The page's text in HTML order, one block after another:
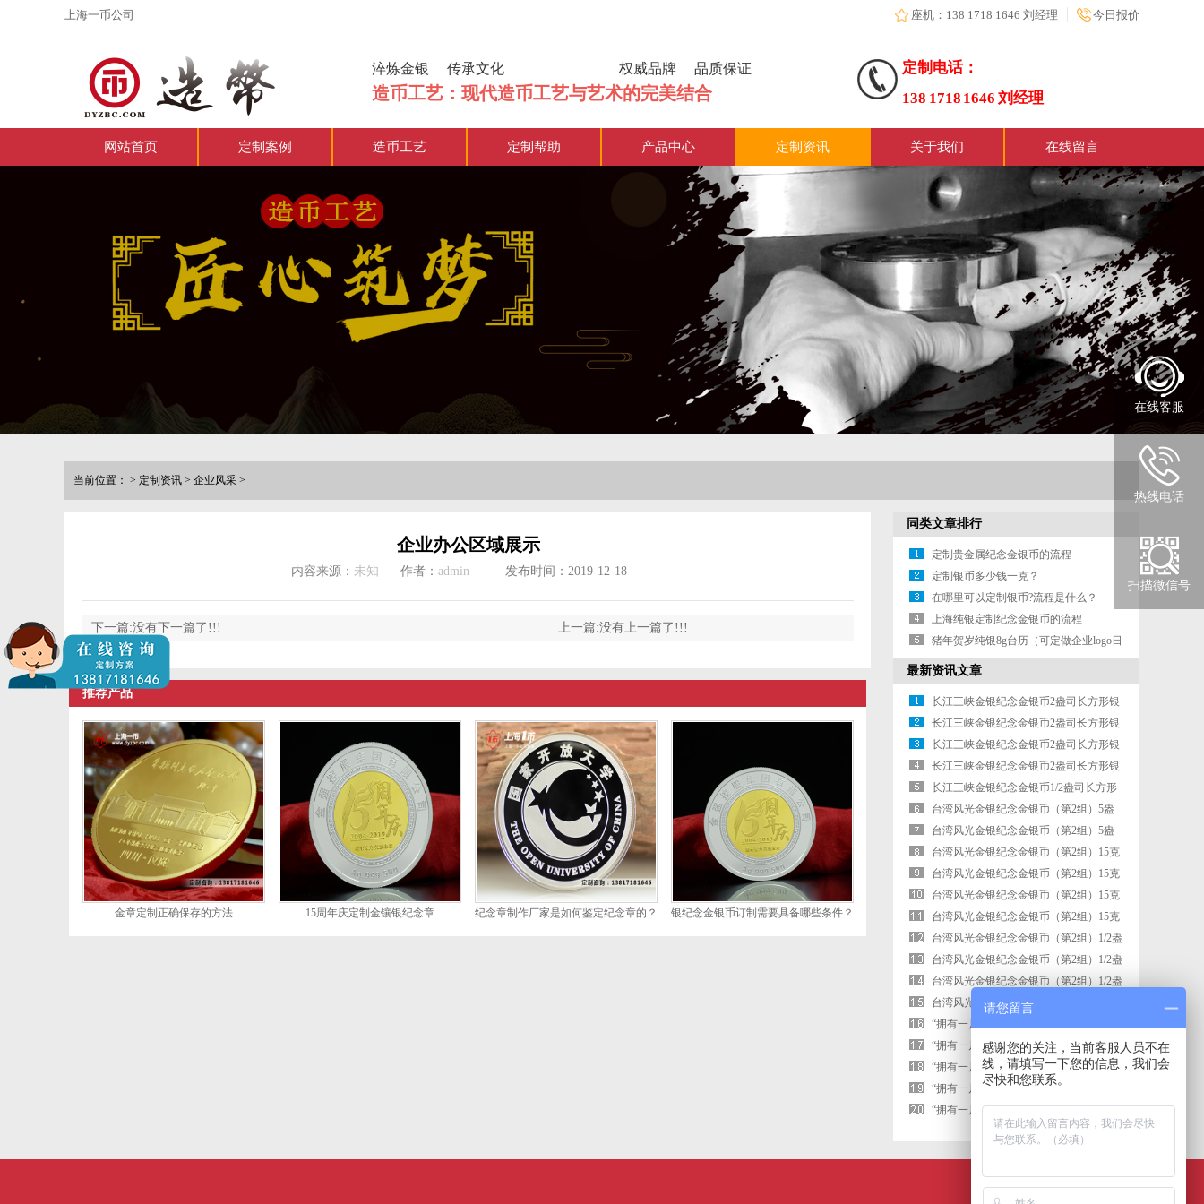
上海一币公司 座机：138 1718 1646 刘经理 今日报价
淬炼金银 传承文化 权威品牌 品质保证
造币工艺：现代造币工艺与艺术的完美结合
定制电话：
138 1718 1646 刘经理
网站首页 定制案例 造币工艺 定制帮助 产品中心 定制资讯 关于我们 在线留言
当前位置： > 定制资讯 > 企业风采 >
企业办公区域展示
内容来源： 未知 作者： admin 发布时间：2019-12-18
上一篇:没有上一篇了!!!
下一篇:没有下一篇了!!!
推荐产品
金章定制正确保存的方法 15周年庆定制金镶银纪念章 纪念章制作厂家是如何鉴定纪念章的？ 银纪念金银币订制需要具备哪些条件？
同类文章排行
定制贵金属纪念金银币的流程
定制银币多少钱一克？
在哪里可以定制银币?流程是什么？
上海纯银定制纪念金银币的流程
猪年贺岁纯银8g台历（可定做企业logo日
历）
最新资讯文章
长江三峡金银纪念金银币2盎司长方形银
质纪念金银币
长江三峡金银纪念金银币2盎司长方形银
质纪念金银币
长江三峡金银纪念金银币2盎司长方形银
质纪念金银币
长江三峡金银纪念金银币2盎司长方形银
质纪念金银币
长江三峡金银纪念金银币1/2盎司长方形
金质纪念金银币
台湾风光金银纪念金银币（第2组）5盎
司圆形银质纪念金银币
台湾风光金银纪念金银币（第2组）5盎
司圆形金质纪念金银币
台湾风光金银纪念金银币（第2组）15克
圆形银质纪念金银币
台湾风光金银纪念金银币（第2组）15克
圆形银质纪念金银币
台湾风光金银纪念金银币（第2组）15克
圆形银质纪念金银币
台湾风光金银纪念金银币（第2组）15克
圆形银质纪念金银币
台湾风光金银纪念金银币（第2组）1/2盎
司圆形金质纪念金银币
台湾风光金银纪念金银币（第2组）1/2盎
司圆形金质纪念金银币
台湾风光金银纪念金银币（第2组）1/2盎
司圆形金质纪念金银币
台湾风光金银纪念金银币（第2组）1/2盎
司圆形金质纪念金银币
“拥有一片故土”中国名胜金银纪念金银币
1盎司圆形银质纪念金银币
“拥有一片故土”中国名胜金银纪念金银币
1盎司圆形银质纪念金银币
“拥有一片故土”中国名胜金银纪念金银币
1盎司圆形银质纪念金银币
“拥有一片故土”中国名胜金银纪念金银币
1盎司圆形银质纪念金银币
“拥有一片故土”中国名胜金银纪念金银币
1盎司圆形银质纪念金银币
在线客服
热线电话
扫描微信号
请您留言
感谢您的关注，当前客服人员不在
线，请填写一下您的信息，我们会
尽快和您联系。